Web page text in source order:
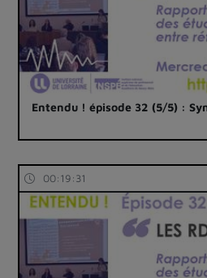
Entendu ! épisode 32 (5/5) :
00:19:31